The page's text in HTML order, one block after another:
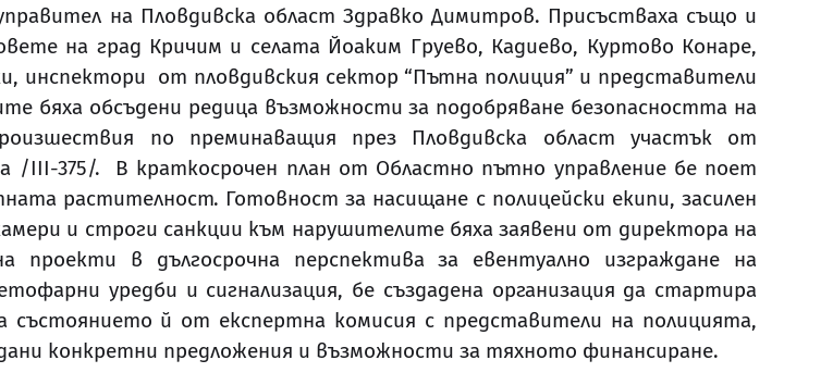
на Пловдивска област Здравко Димитров. Присъстваха също и
на град Кричим и селата Йоаким Груево, Кадиево, Куртово Конаре,
инспектори от пловдивския сектор “Пътна полиция” и представители
бяха обсъдени редица възможности за подобряване безопасността на
по преминаващия през Пловдивска област участък от
/ІІІ-375/. В краткосрочен план от Областно пътно управление бе поет
растителност. Готовност за насищане с полицейски екипи, засилен
и строги санкции към нарушителите бяха заявени от директора на
в дългосрочна перспектива за евентуално изграждане на
уредби и сигнализация, бе създадена организация да стартира
състоянието й от експертна комисия с представители на полицията,
конкретни предложения и възможности за тяхното финансиране.